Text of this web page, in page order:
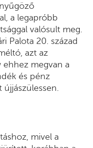
a legapróbb
valósult meg.
Palota 20. század
azt az
megvan a
és pénz
újjászülessen.
mivel a